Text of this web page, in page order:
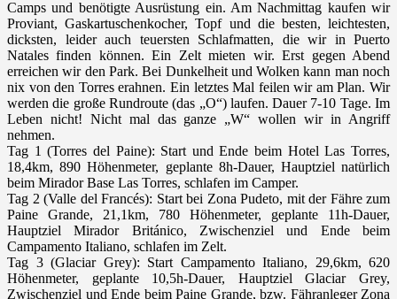
Camps und benötigte Ausrüstung ein. Am Nachmittag kaufen wir
Proviant, Gaskartuschenkocher, Topf und die besten, leichtesten,
dicksten, leider auch teuersten Schlafmatten, die wir in Puerto
Natales finden können. Ein Zelt mieten wir. Erst gegen Abend
erreichen wir den Park. Bei Dunkelheit und Wolken kann man noch
nix von den Torres erahnen. Ein letztes Mal feilen wir am Plan. Wir
werden die große Rundroute (das „O“) laufen. Dauer 7-10 Tage. Im
Leben nicht! Nicht mal das ganze „W“ wollen wir in Angriff
nehmen.
Tag 1 (Torres del Paine): Start und Ende beim Hotel Las Torres,
18,4km, 890 Höhenmeter, geplante 8h-Dauer, Hauptziel natürlich
beim Mirador Base Las Torres, schlafen im Camper.
Tag 2 (Valle del Francés): Start bei Zona Pudeto, mit der Fähre zum
Paine Grande, 21,1km, 780 Höhenmeter, geplante 11h-Dauer,
Hauptziel Mirador Británico, Zwischenziel und Ende beim
Campamento Italiano, schlafen im Zelt.
Tag 3 (Glaciar Grey): Start Campamento Italiano, 29,6km, 620
Höhenmeter, geplante 10,5h-Dauer, Hauptziel Glaciar Grey,
Zwischenziel und Ende beim Paine Grande, bzw. Fähranleger Zona